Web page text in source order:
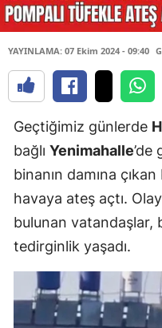
YAYINLAMA: 07 Ekim 2024 - 09:40
Geçtiğimiz günlerde
bağlı Yenimahalle’de
binanın damına
havaya ateş açtı.
bulunan vatandaşlar,
tedirginlik yaşadı.